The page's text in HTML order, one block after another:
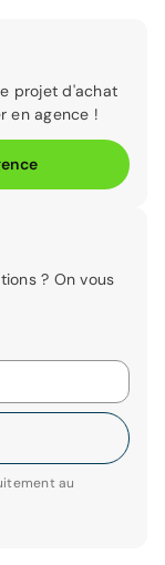
projet d'achat
en agence !
? On vous
au